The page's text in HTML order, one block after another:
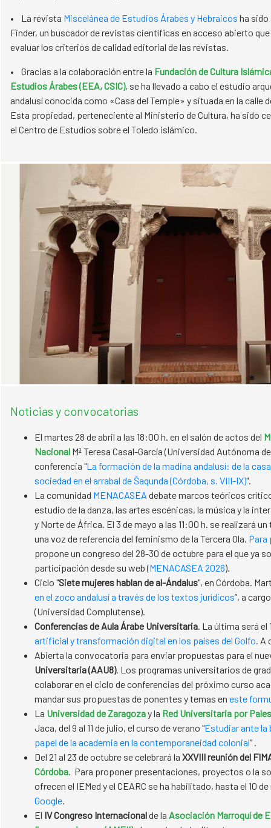
• La revista Miscelánea de Estudios Árabes y Hebraicos ha sido
Finder, un buscador de revistas científicas en acceso abierto
evaluar los criterios de calidad editorial de las revistas.
• Gracias a la colaboración entre la Fundación de Cultura
Estudios Árabes (EEA, CSIC), se ha llevado a cabo el estudio
andalusí conocida como «Casa del Temple» y situada en la calle
Esta propiedad, perteneciente al Ministerio de Cultura, ha sido
el Centro de Estudios sobre el Toledo islámico.
Noticias y convocatorias
El martes 28 de abril a las 18:00 h. en el salón de actos del
Nacional Mª Teresa Casal-García (Universidad Autónoma
conferencia "La formación de la madina andalusí: de la
sociedad en el arrabal de Šaqunda (Córdoba, s. VIII-IX)".
La comunidad MENACASEA debate marcos teóricos
estudio de la danza, las artes escénicas, la música y la
y Norte de África. El 3 de mayo a las 11:00 h. se realizará
una voz de referencia del feminismo de la Tercera Ola. Para
propone un congreso del 28-30 de octubre para el que ya
participación desde su web (MENACASEA 2026).
Ciclo "Siete mujeres hablan de al-Ándalus", en Córdoba.
en el zoco andalusí a través de los textos jurídicos”, a
(Universidad Complutense).
Conferencias de Aula Árabe Universitaria. La última será el
artificial y transformación digital en los países del Golfo. A
Abierta la convocatoria para enviar propuestas para el
Universitaria (AAU8). Los programas universitarios de
colaborar en el ciclo de conferencias del próximo curso
mandar sus propuestas de ponentes y temas en este
La Universidad de Zaragozay la Red Universitaria por
Jaca, del 9 al 11 de julio, el curso de verano "Estudiar ante la
papel de la academia en la contemporaneidad colonial” .
Del 21 al 23 de octubre se celebrará la XXVIII reunión del
Córdoba. Para proponer presentaciones, proyectos o la
ofrecen el IEMed y el CEARC se ha habilitado, hasta el 10
Google.
El IV Congreso Internacionalde la Asociación Marroquí de